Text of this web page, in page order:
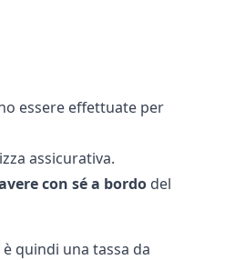
essere effettuate per
assicurativa.
con sé a bordodel
quindi una tassa da